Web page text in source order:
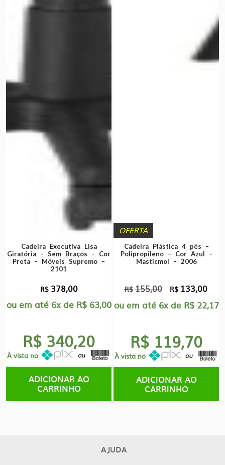
Cadeira Executiva Lisa
Giratória – Sem Braços – Cor
Preta – Móveis Supremo –
2101
R$ 378,00
ou em até 6x de R$ 63,00
R$ 340,20
À vista no
ADICIONAR AO
CARRINHO
OFERTA
Cadeira Plástica 4 pés –
Polipropileno – Cor Azul –
Masticmol – 2006
R$ 155,00
O
preço
R$155,00.
R$ 133,00
ou em até 6x de R$ 22,17
R$ 119,70
À vista no
ADICIONAR AO
CARRINHO
AJUDA